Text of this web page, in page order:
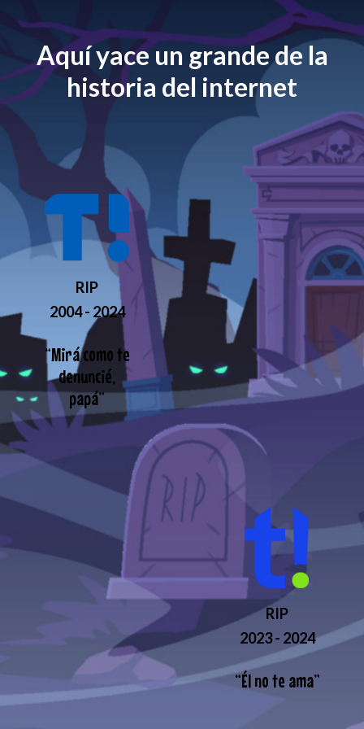
Aquí yace un grande de la
historia del internet
RIP
2004 - 2024
“Mirá como te
denuncié,
papá”
RIP
2023 - 2024
“Él no te ama”